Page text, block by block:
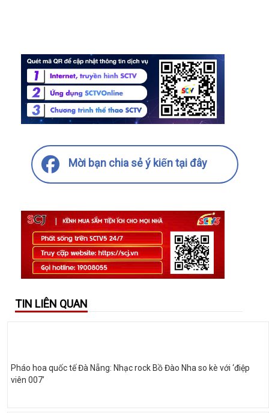
Mời bạn chia sẻ ý kiến tại đây
TIN LIÊN QUAN
Pháo hoa quốc tế Đà Nẵng: Nhạc rock Bồ Đào Nha so kè với ‘điệp
viên 007’